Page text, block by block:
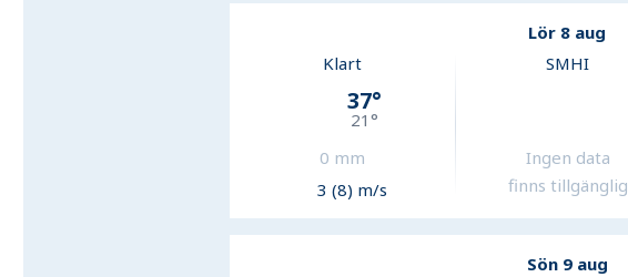
Lör 8 aug
Klart
37°
21 °
0 mm
3 (8) m/s
SMHI
Ingen data
finns tillgänglig
Sön 9 aug